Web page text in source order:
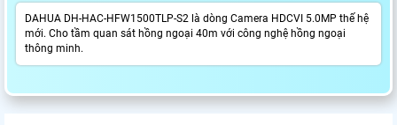
DAHUA DH-HAC-HFW1500TLP-S2 là dòng Camera HDCVI 5.0MP thế hệ
mới. Cho tầm quan sát hồng ngoại 40m với công nghệ hồng ngoại
thông minh.